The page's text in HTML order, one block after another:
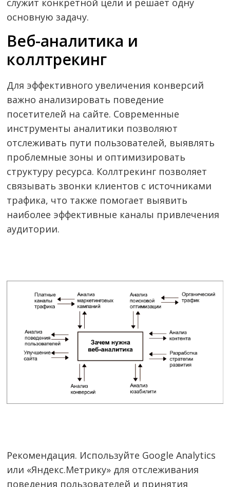
служит конкретной цели и решает одну
основную задачу.
Веб-аналитика и
коллтрекинг
Для эффективного увеличения конверсий
важно анализировать поведение
посетителей на сайте. Современные
инструменты аналитики позволяют
отслеживать пути пользователей, выявлять
проблемные зоны и оптимизировать
структуру ресурса. Коллтрекинг позволяет
связывать звонки клиентов с источниками
трафика, что также помогает выявить
наиболее эффективные каналы привлечения
аудитории.
Рекомендация. Используйте Google Analytics
или «Яндекс.Метрику» для отслеживания
поведения пользователей и принятия